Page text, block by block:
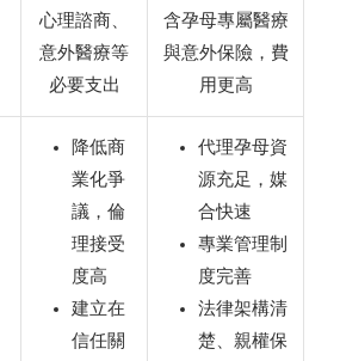
心理諮商、
意外醫療等
必要支出
含孕母專屬醫療
與意外保險，費
用更高
降低商
業化爭
議，倫
理接受
度高
建立在
信任關
代理孕母資
源充足，媒
合快速
專業管理制
度完善
法律架構清
楚、親權保